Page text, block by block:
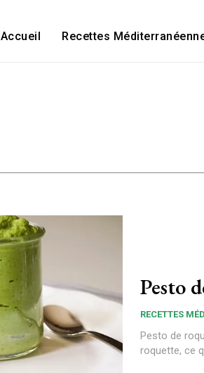
Accueil Recettes
Pesto
RECETTES
Pesto de
roquette, ce